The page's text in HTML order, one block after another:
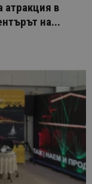
атракция в
на...